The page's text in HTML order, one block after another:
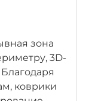
зона
3D-
Благодаря
коврики